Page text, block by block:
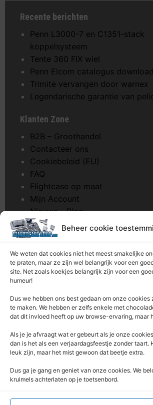
Beheer cookie
We weten dat cookies niet het meest smakelijke
te praten, maar ze zijn wel belangrijk voor een
site. Net zoals koekjes belangrijk zijn voor een
humeur!
Dus we hebben ons best gedaan om onze
te maken. We hebben er zelfs enkele met
dat dit invloed heeft op uw browse-ervaring, maar
Als je je afvraagt ​​wat er gebeurt als je onze
dan is het als een verjaardagsfeestje zonder taart.
leuk zijn, maar het mist gewoon dat beetje extra.
Dus ga je gang en geniet van onze cookies. We
kruimels achterlaten op je toetsenbord.
Recente berichten
Penn L3000-7 en C1351-stack
koppelsysteem
Tente 360 FIX wiel
Penn Elcom catalogus
Trimite vervangen door warnex
Legendarische garantie van
Klanten Zone
B2B – Groothandel
Contacteer ons
Cookiebeleid (EU)
FAQ
Flightcase op maat
Mijn Account
Nieuws – Blog
Onderhoud pagina
Over ons
Privacybeleid
Retourrecht
Winkelwagen
Contacteer Ons
Rentek BV – Protekt
Nieuwpoortlaan 21 / 1
3600 Genk
Limburg – België